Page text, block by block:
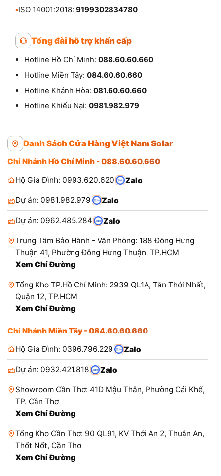
•ISO 14001:2018: 9199302834780
Tổng đài hỗ trợ khẩn cấp
Hotline Hồ Chí Minh: 088.60.60.660
Hotline Miền Tây: 084.60.60.660
Hotline Khánh Hòa: 081.60.60.660
Hotline Khiếu Nại: 0981.982.979
Danh Sách Cửa Hàng Việt Nam Solar
Chi Nhánh Hồ Chí Minh - 088.60.60.660
Hộ Gia Đình: 0993.620.620
Zalo
Dự án: 0981.982.979 Zalo
Dự án: 0962.485.284 Zalo
Trung Tâm Bảo Hành - Văn Phòng: 188 Đông Hưng
Thuận 41, Phường Đông Hưng Thuận, TP.HCM
Xem Chỉ Đường
Tổng Kho TP.Hồ Chí Minh: 2939 QL1A, Tân Thới Nhất,
Quận 12, TP.HCM
Xem Chỉ Đường
Chi Nhánh Miền Tây - 084.60.60.660
Hộ Gia Đình: 0396.796.229
Zalo
Dự án: 0932.421.818 Zalo
Showroom Cần Thơ: 41D Mậu Thân, Phường Cái Khế,
TP. Cần Thơ
Xem Chỉ Đường
Tổng Kho Cần Thơ: 90 QL91, KV Thới An 2, Thuận An,
Thốt Nốt, Cần Thơ
Xem Chỉ Đường